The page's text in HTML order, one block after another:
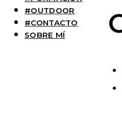
#OUTDOOR
#CONTACTO
SOBRE MÍ